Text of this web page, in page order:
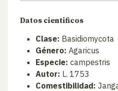
Datos cientificos
Clase: Basidiomycota
Género: Agaricus
Especie: campestris
Autor: L. 1753
Comestibilidad: